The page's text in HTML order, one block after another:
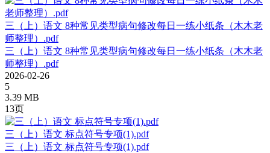
三（上）语文 8种常见类型病句修改每日一练小纸条（木木老
师整理）.pdf
三（上）语文 8种常见类型病句修改每日一练小纸条（木木老
师整理）.pdf
2026-02-26
5
3.39 MB
13页
三（上）语文 标点符号专项(1).pdf
三（上）语文 标点符号专项(1).pdf